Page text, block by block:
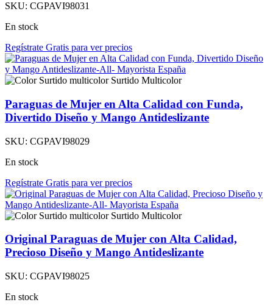
SKU: CGPAVI98031
En stock
Regístrate Gratis para ver precios
Surtido Multicolor
Paraguas de Mujer en Alta Calidad con Funda,
Divertido Diseño y Mango Antideslizante
SKU: CGPAVI98029
En stock
Regístrate Gratis para ver precios
Surtido Multicolor
Original Paraguas de Mujer con Alta Calidad,
Precioso Diseño y Mango Antideslizante
SKU: CGPAVI98025
En stock